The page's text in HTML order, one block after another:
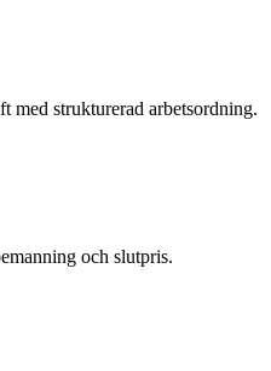
med strukturerad arbetsordning.
och slutpris.